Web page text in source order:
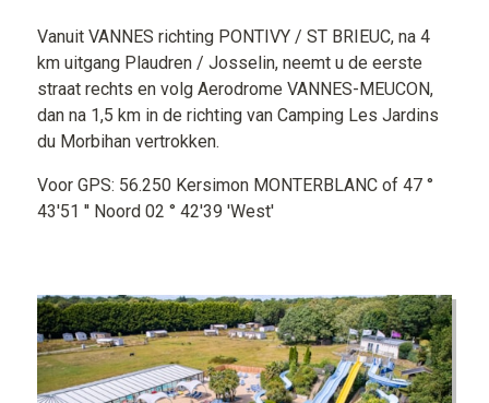
Vanuit VANNES richting PONTIVY / ST BRIEUC, na 4
km uitgang Plaudren / Josselin, neemt u de eerste
straat rechts en volg Aerodrome VANNES-MEUCON,
dan na 1,5 km in de richting van Camping Les Jardins
du Morbihan vertrokken.
Voor GPS: 56.250 Kersimon MONTERBLANC of 47 °
43'51 '' Noord 02 ° 42'39 'West'